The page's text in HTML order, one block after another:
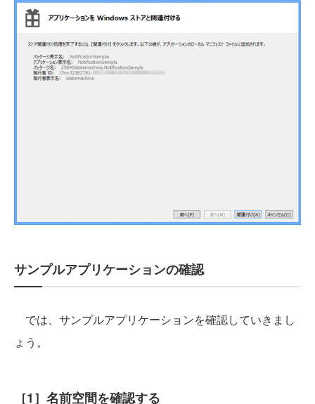
サンプルアプリケーションの確認
では、サンプルアプリケーションを確認していきまし
ょう。
［1］名前空間を確認する